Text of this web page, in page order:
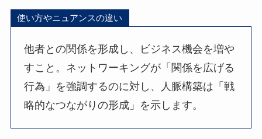
使い方やニュアンスの違い
他者との関係を形成し、ビジネス機会を増や
すこと。ネットワーキングが「関係を広げる
行為」を強調するのに対し、人脈構築は「戦
略的なつながりの形成」を示します。